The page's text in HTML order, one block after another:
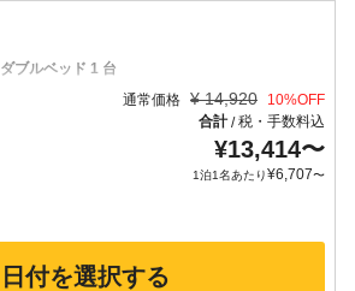
ダブルベッド 1 台
通常価格 ¥ 14,920 10%OFF
合計/税・手数料込
¥13,414〜
1泊1名あたり¥6,707〜
日付を選択する